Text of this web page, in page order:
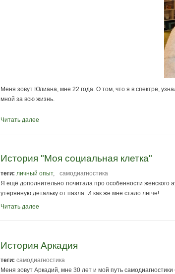
Меня зовут Юлиана, мне 22 года. О том, что я в спектре,
мной за всю жизнь.
Читать далее
История "Моя социальная клетка"
теги: личный опыт,
самодиагностика
Я ещё дополнительно почитала про особенности женского
утерянную детальку от пазла. И как же мне стало легче!
Читать далее
История Аркадия
теги: самодиагностика
Меня зовут Аркадий, мне 30 лет и мой путь